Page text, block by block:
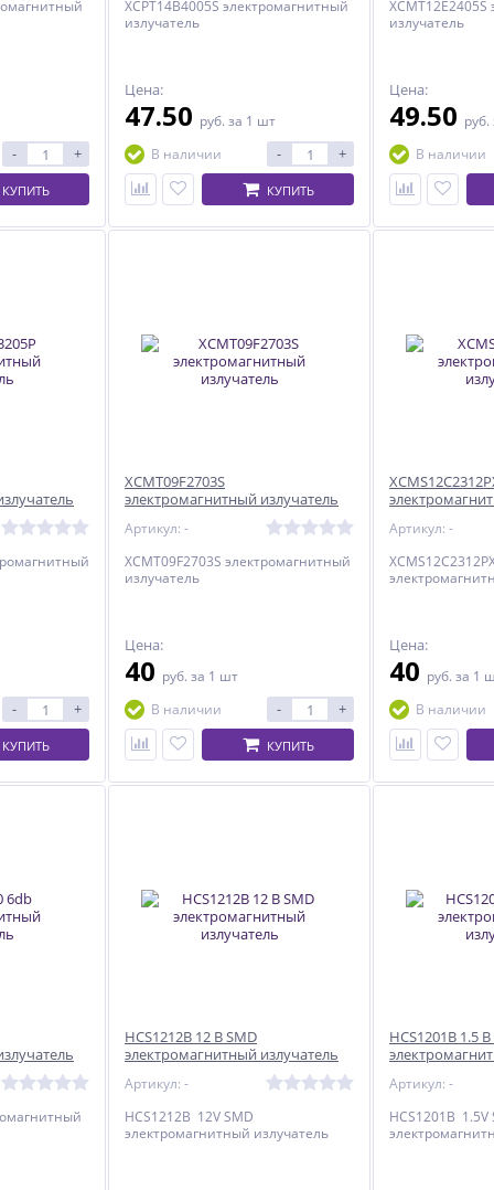
- +
КУПИТЬ
XCPT14B4005S электромагнитный
излучатель
Цена:
47.50 руб. за 1 шт
В наличии
- +
КУПИТЬ
излучатель
Цена:
49.50 руб.
В наличии
- +
КУПИТЬ
XCMT09F2703S
электромагнитный излучатель
Артикул: -
XCMT09F2703S электромагнитный
излучатель
Цена:
40 руб. за 1 шт
В наличии
- +
КУПИТЬ
Артикул: -
Цена:
40 руб. за 1
В наличии
HCS1212B 12 В SMD
электромагнитный излучатель
Артикул: -
HCS1212B 12V SMD
электромагнитный излучатель
HCS1201B 1.5
Артикул: -
HCS1201B 1.5V